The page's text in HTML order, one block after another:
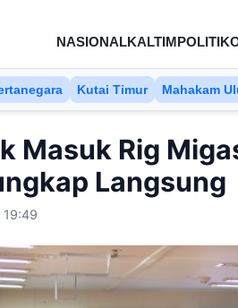
NASIONALKALTIMPOLITIK
Kutai Timur Mahakam
Masuk Rig
Langsung